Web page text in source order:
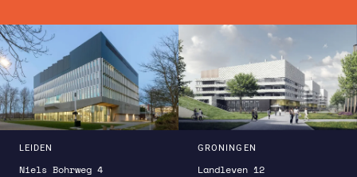
LEIDEN
Niels Bohrweg 4
GRONINGEN
Landleven 12